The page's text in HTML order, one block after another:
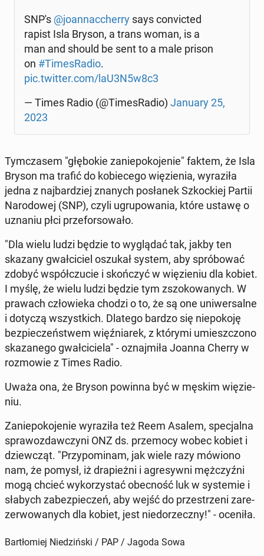
SNP's @jo­an­nac­cher­ry says co­nvic­ted
rapist Isla Bryson, a trans woman, is a
man and should be sent to a male prison
on #Ti­me­sRa­dio.
pic.twitter.com/laU3N5w8c3
— Times Radio (@Ti­me­sRa­dio) January 25,
2023
Tym­cza­sem "głę­bo­kie za­nie­po­ko­je­nie" faktem, że Isla
Bryson ma trafić do ko­bie­ce­go wię­zie­nia, wy­ra­zi­ła
jedna z naj­bar­dziej znanych po­sła­nek Szkoc­kiej Partii
Na­ro­do­wej (SNP), czyli ugru­po­wa­nia, które ustawę o
uznaniu płci prze­for­so­wa­ło.
"Dla wielu ludzi będzie to wy­glą­dać tak, jakby ten
skazany gwał­ci­ciel oszukał system, aby spró­bo­wać
zdobyć współ­czu­cie i skoń­czyć w wię­zie­niu dla kobiet.
I myślę, że wielu ludzi będzie tym zszo­ko­wa­nych. W
prawach czło­wie­ka chodzi o to, że są one uni­wer­sal­ne
i dotyczą wszyst­kich. Dlatego bardzo się nie­po­ko­ję
bez­pie­czeń­stwem więź­nia­rek, z którymi umiesz­czo­no
ska­za­ne­go gwał­ci­cie­la" - oznaj­mi­ła Joanna Cherry w
roz­mo­wie z Times Radio.
Uważa ona, że Bryson powinna być w męskim wię­zie­
niu.
Za­nie­po­ko­je­nie wy­ra­zi­ła też Reem Asalem, spe­cjal­na
spra­woz­daw­czy­ni ONZ ds. prze­mo­cy wobec kobiet i
dziew­cząt. "Przy­po­mi­nam, jak wiele razy mówiono
nam, że pomysł, iż dra­pież­ni i agre­syw­ni męż­czyź­ni
mogą chcieć wy­ko­rzy­stać obec­ność luk w sys­te­mie i
słabych za­bez­pie­czeń, aby wejść do prze­strze­ni za­re­
zer­wo­wa­nych dla kobiet, jest nie­do­rzecz­ny!" - oceniła.
Bartłomiej Niedziński / PAP / Jagoda Sowa